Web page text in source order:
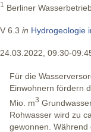
1
Berliner
V 6.3 in Hydrogeologie
24.03.2022, 09:30-
Für die
Einwohnern fördern
Mio. m3
Rohwasser wird zu
gewonnen.